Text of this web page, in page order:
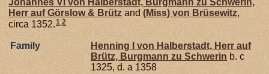
Johannes VI von Halberstadt, Burgmann zu Schwerin,
Herr auf Görslow & Brütz and (Miss) von Brüsewitz,
circa 1352.1,2
Family Henning I von Halberstadt, Herr auf
Brütz, Burgmann zu Schwerin b. c
1325, d. a 1358